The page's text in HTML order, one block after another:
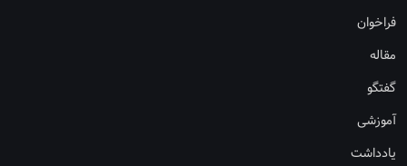
فراخوان
مقاله
گفتگو
آموزشی
یادداشت